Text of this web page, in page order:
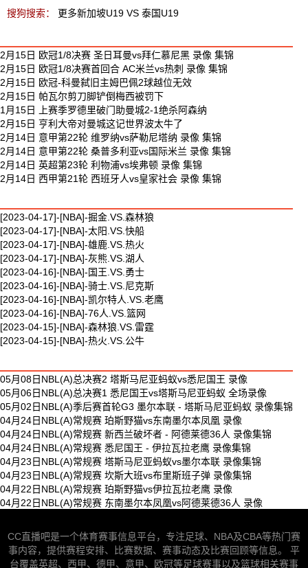
搜狗搜索：
更多新加坡U19 VS 泰国U19
2月15日 欧冠1/8决赛 圣日耳曼vs拜仁慕尼黑 录像 集锦
2月15日 欧冠1/8决赛首回合 AC米兰vs热刺 录像 集锦
2月15日 欧冠-科曼弑旧主姆巴佩2球越位无效
2月15日 帕瓦尔剪刀脚铲倒梅西被罚下
1月15日 上赛季罗德里破门助曼城2-1绝杀阿森纳
2月15日 亨利大帝对曼城这记世界波太牛了
2月14日 意甲第22轮 维罗纳vs萨勒尼塔纳 录像 集锦
2月14日 意甲第22轮 桑普多利亚vs国际米兰 录像 集锦
2月14日 英超第23轮 利物浦vs埃弗顿 录像 集锦
2月14日 西甲第21轮 西班牙人vs皇家社会 录像 集锦
[2023-04-17]-[NBA]-掘金.VS.森林狼
[2023-04-17]-[NBA]-太阳.VS.快船
[2023-04-17]-[NBA]-雄鹿.VS.热火
[2023-04-17]-[NBA]-灰熊.VS.湖人
[2023-04-16]-[NBA]-国王.VS.勇士
[2023-04-16]-[NBA]-骑士.VS.尼克斯
[2023-04-16]-[NBA]-凯尔特人.VS.老鹰
[2023-04-16]-[NBA]-76人.VS.篮网
[2023-04-15]-[NBA]-森林狼.VS.雷霆
[2023-04-15]-[NBA]-热火.VS.公牛
05月08日NBL(A)总决赛2 塔斯马尼亚蚂蚁vs悉尼国王 录像
05月06日NBL(A)总决赛1 悉尼国王vs塔斯马尼亚蚂蚁 全场录像
05月02日NBL(A)季后赛首轮G3 墨尔本联 - 塔斯马尼亚蚂蚁 录像集锦
04月24日NBL(A)常规赛 珀斯野猫vs东南墨尔本凤凰 录像
04月24日NBL(A)常规赛 新西兰破坏者 - 阿德莱德36人 录像集锦
04月24日NBL(A)常规赛 悉尼国王 - 伊拉瓦拉老鹰 录像集锦
04月23日NBL(A)常规赛 塔斯马尼亚蚂蚁vs墨尔本联 录像集锦
04月23日NBL(A)常规赛 坎斯大班vs布里斯班子弹 录像集锦
04月22日NBL(A)常规赛 珀斯野猫vs伊拉瓦拉老鹰 录像
04月22日NBL(A)常规赛 东南墨尔本凤凰vs阿德莱德36人 录像
CC直播吧是一个体育赛事信息平台，专注足球、NBA及CBA等热门赛
事内容，提供赛程安排、比赛数据、赛事动态及比赛回顾等信息。 平
台覆盖英超、西甲、德甲、意甲、欧冠等足球赛事以及篮球相关赛事